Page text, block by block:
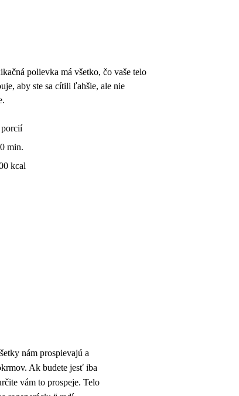
polievka má všetko, čo vaše telo
aby ste sa cítili ľahšie, ale nie
porcií
min.
kcal
nám prospievajú a
Ak budete jesť iba
vám to prospeje. Telo